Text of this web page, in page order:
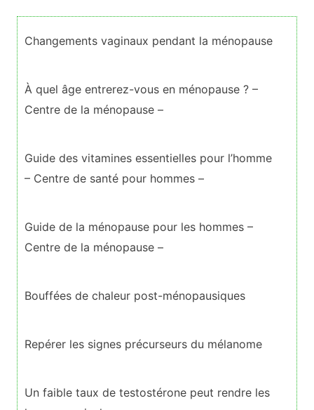
Changements vaginaux pendant la ménopause
À quel âge entrerez-vous en ménopause ? –
Centre de la ménopause –
Guide des vitamines essentielles pour l’homme
– Centre de santé pour hommes –
Guide de la ménopause pour les hommes –
Centre de la ménopause –
Bouffées de chaleur post-ménopausiques
Repérer les signes précurseurs du mélanome
Un faible taux de testostérone peut rendre les